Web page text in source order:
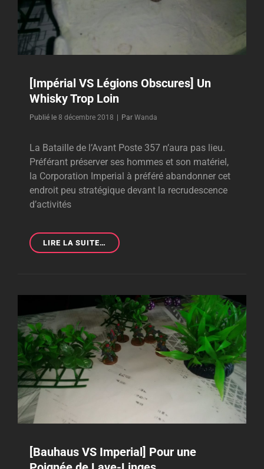
[Impérial VS Légions Obscures] Un
Whisky Trop Loin
Publié le 8 décembre 2018 | Par Byline
Wanda
La Bataille de l’Avant Poste 357 n’aura pas lieu.
Préférant préserver ses hommes et son matériel,
la Corporation Imperial à préféré abandonner cet
endroit peu stratégique devant la recrudescence
d’activités
LIRE LA SUITE… [IMPÉRIAL
VS
WHISKY
TROP
LOIN
[Bauhaus VS Imperial] Pour une